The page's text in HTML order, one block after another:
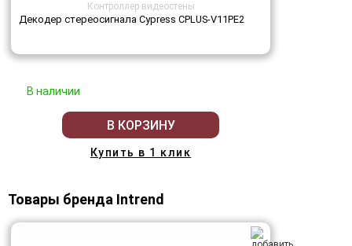
Контроллер видеостены
Декодер стереосигнала Cypress CPLUS-V11PE2
В наличии
В КОРЗИНУ
Купить в 1 клик
Товары бренда Intrend